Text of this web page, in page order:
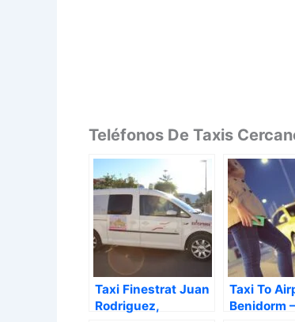
Teléfonos De Taxis
Taxi Finestrat Juan
Rodriguez,
Taxi To
Benidorm